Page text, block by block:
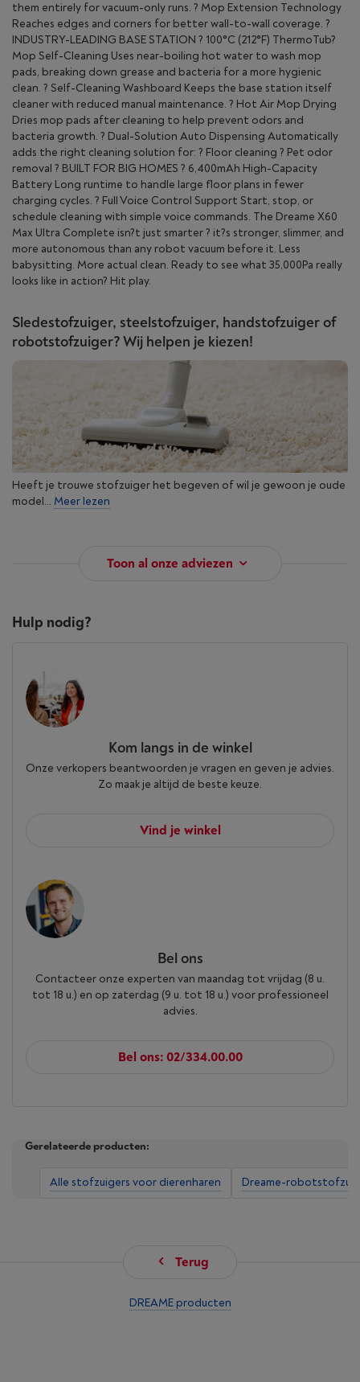
them entirely for vacuum-only runs. ? Mop Extension Technology
Reaches edges and corners for better wall-to-wall coverage. ?
INDUSTRY-LEADING BASE STATION ? 100°C (212°F) ThermoTub?
Mop Self-Cleaning Uses near-boiling hot water to wash mop
pads, breaking down grease and bacteria for a more hygienic
clean. ? Self-Cleaning Washboard Keeps the base station itself
cleaner with reduced manual maintenance. ? Hot Air Mop Drying
Dries mop pads after cleaning to help prevent odors and
bacteria growth. ? Dual-Solution Auto Dispensing Automatically
adds the right cleaning solution for: ? Floor cleaning ? Pet odor
removal ? BUILT FOR BIG HOMES ? 6,400mAh High-Capacity
Battery Long runtime to handle large floor plans in fewer
charging cycles. ? Full Voice Control Support Start, stop, or
schedule cleaning with simple voice commands. The Dreame X60
Max Ultra Complete isn?t just smarter ? it?s stronger, slimmer, and
more autonomous than any robot vacuum before it. Less
babysitting. More actual clean. Ready to see what 35,000Pa really
looks like in action? Hit play.
Sledestofzuiger, steelstofzuiger, handstofzuiger of
robotstofzuiger? Wij helpen je kiezen!
Heeft je trouwe stofzuiger het begeven of wil je gewoon je oude
model... Meer lezen
Toon al onze adviezen
Hulp nodig?
Kom langs in de winkel
Onze verkopers beantwoorden je vragen en geven je advies.
Zo maak je altijd de beste keuze.
Vind je winkel
Bel ons
Contacteer onze experten van maandag tot vrijdag (8 u.
tot 18 u.) en op zaterdag (9 u. tot 18 u.) voor professioneel
advies.
Bel ons: 02/334.00.00
Gerelateerde producten:
Alle stofzuigers voor dierenharen Dreame-
Terug
DREAME producten